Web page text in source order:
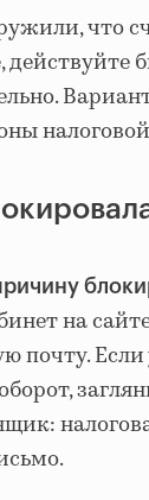
что
действуйте
на
почту.